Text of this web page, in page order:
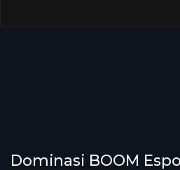
Dominasi BOOM